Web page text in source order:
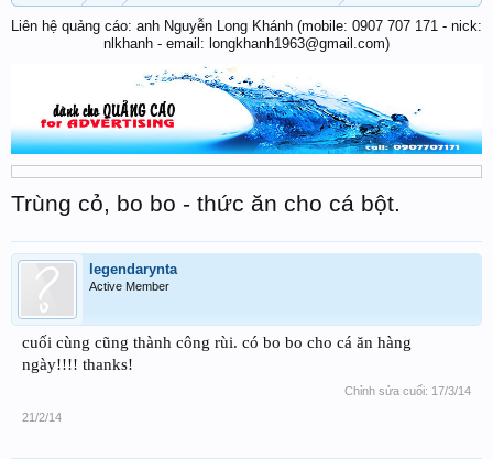
Liên hệ quảng cáo: anh Nguyễn Long Khánh (mobile: 0907 707 171 - nick:
nlkhanh - email: longkhanh1963@gmail.com)
Trùng cỏ, bo bo - thức ăn cho cá bột.
legendarynta
Active Member
cuối cùng cũng thành công rùi. có bo bo cho cá ăn hàng
ngày!!!! thanks!
Chỉnh sửa cuối: 17/3/14
21/2/14